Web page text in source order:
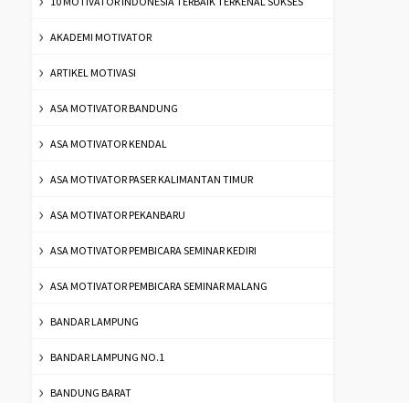
AKADEMI MOTIVATOR
ARTIKEL MOTIVASI
ASA MOTIVATOR BANDUNG
ASA MOTIVATOR KENDAL
ASA MOTIVATOR PASER KALIMANTAN TIMUR
ASA MOTIVATOR PEKANBARU
ASA MOTIVATOR PEMBICARA SEMINAR KEDIRI
ASA MOTIVATOR PEMBICARA SEMINAR MALANG
BANDAR LAMPUNG
BANDAR LAMPUNG NO.1
BANDUNG BARAT